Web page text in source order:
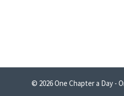
© 2026 One Chapter a Day -